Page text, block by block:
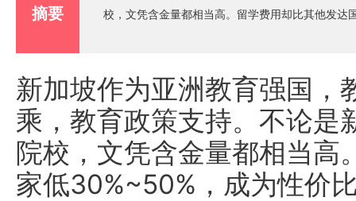
摘要
校，文凭含金量都相当高。留学费用却比其他发
新加坡作为亚洲教育强国，
乘，教育政策支持。不论是
院校，文凭含金量都相当高
家低30%~50%，成为性价